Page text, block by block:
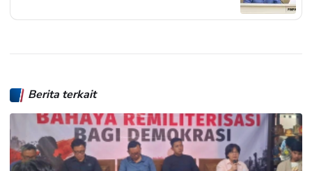
Berita terkait